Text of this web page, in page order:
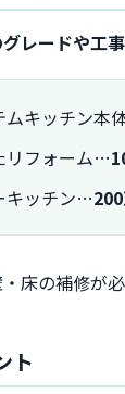
レードや工
ムキッチン本
リフォーム…
キッチン…
床の補修が
ト